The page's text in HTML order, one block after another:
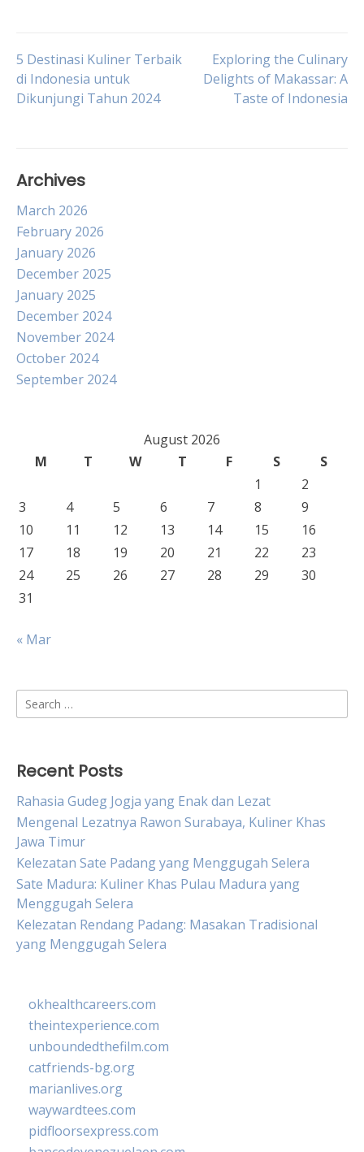
Post
navigation
5 Destinasi Kuliner Terbaik
di Indonesia untuk
Dikunjungi Tahun 2024
Exploring the Culinary
Delights of Makassar: A
Taste of Indonesia
Archives
March 2026
February 2026
January 2026
December 2025
January 2025
December 2024
November 2024
October 2024
September 2024
August 2026
M
T W T F S
S
1
2
3
4 5 6 7 8
9
10
11 12 13 14 15
16
17
18 19 20 21 22
23
24
25 26 27 28 29
30
31
« Mar
Search
for:
Recent Posts
Rahasia Gudeg Jogja yang Enak dan Lezat
Mengenal Lezatnya Rawon Surabaya, Kuliner Khas
Jawa Timur
Kelezatan Sate Padang yang Menggugah Selera
Sate Madura: Kuliner Khas Pulau Madura yang
Menggugah Selera
Kelezatan Rendang Padang: Masakan Tradisional
yang Menggugah Selera
okhealthcareers.com
theintexperience.com
unboundedthefilm.com
catfriends-bg.org
marianlives.org
waywardtees.com
pidfloorsexpress.com